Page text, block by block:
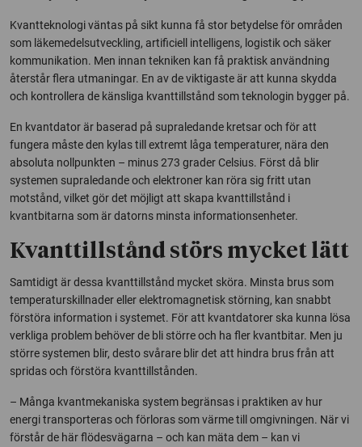
Kvantteknologi väntas på sikt kunna få stor betydelse för områden
som läkemedelsutveckling, artificiell intelligens, logistik och säker
kommunikation. Men innan tekniken kan få praktisk användning
återstår flera utmaningar. En av de viktigaste är att kunna skydda
och kontrollera de känsliga kvanttillstånd som teknologin bygger på.
En kvantdator är baserad på supraledande kretsar och för att
fungera måste den kylas till extremt låga temperaturer, nära den
absoluta nollpunkten – minus 273 grader Celsius. Först då blir
systemen supraledande och elektroner kan röra sig fritt utan
motstånd, vilket gör det möjligt att skapa kvanttillstånd i
kvantbitarna som är datorns minsta informationsenheter.
Kvanttillstånd störs mycket lätt
Samtidigt är dessa kvanttillstånd mycket sköra. Minsta brus som
temperaturskillnader eller elektromagnetisk störning, kan snabbt
förstöra information i systemet. För att kvantdatorer ska kunna lösa
verkliga problem behöver de bli större och ha fler kvantbitar. Men ju
större systemen blir, desto svårare blir det att hindra brus från att
spridas och förstöra kvanttillstånden.
– Många kvantmekaniska system begränsas i praktiken av hur
energi transporteras och förloras som värme till omgivningen. När vi
förstår de här flödesvägarna – och kan mäta dem – kan vi